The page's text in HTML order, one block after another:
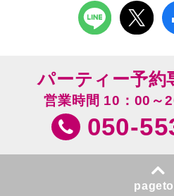
パーティー予約
営業時間 10：00～
050-